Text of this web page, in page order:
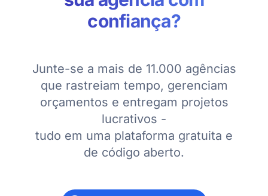
confiança?
Junte-se a mais de 11.000 agências
que rastreiam tempo, gerenciam
orçamentos e entregam projetos
lucrativos -
tudo em uma plataforma gratuita e
de código aberto.